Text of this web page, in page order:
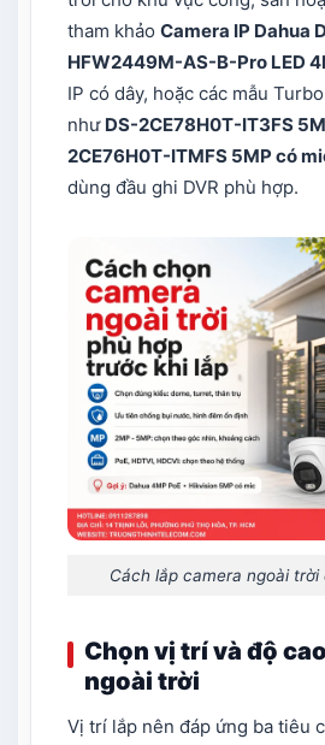
tham khảo Camera IP Dahua
HFW2449M-AS-B-Pro LED
IP có dây, hoặc các mẫu
như DS-2CE78H0T-IT3FS
2CE76H0T-ITMFS 5MP có
dùng đầu ghi DVR phù hợp.
Cách lắp camera ngoài
Chọn vị trí và độ
ngoài trời
Vị trí lắp nên đáp ứng ba tiêu